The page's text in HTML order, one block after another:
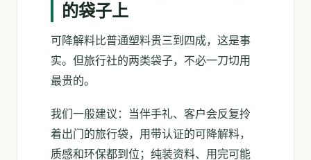
的袋子上
可降解料比普通塑料贵三到四成，这是事
实。但旅行社的两类袋子，不必一刀切用
最贵的。
我们一般建议：当伴手礼、客户会反复拎
着出门的旅行袋，用带认证的可降解料，
质感和环保都到位；纯装资料、用完可能